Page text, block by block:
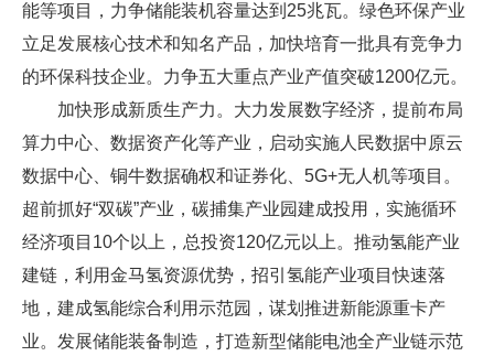
能等项目，力争储能装机容量达到25兆瓦。绿色环保产业
立足发展核心技术和知名产品，加快培育一批具有竞争力
的环保科技企业。力争五大重点产业产值突破1200亿元。
加快形成新质生产力。大力发展数字经济，提前布局
算力中心、数据资产化等产业，启动实施人民数据中原云
数据中心、铜牛数据确权和证券化、5G+无人机等项目。
超前抓好“双碳”产业，碳捕集产业园建成投用，实施循环
经济项目10个以上，总投资120亿元以上。推动氢能产业
建链，利用金马氢资源优势，招引氢能产业项目快速落
地，建成氢能综合利用示范园，谋划推进新能源重卡产
业。发展储能装备制造，打造新型储能电池全产业链示范